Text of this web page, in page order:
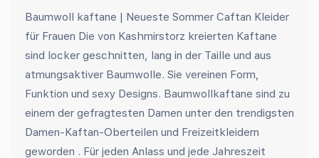
Baumwoll kaftane | Neueste Sommer Caftan Kleider
für Frauen Die von Kashmirstorz kreierten Kaftane
sind locker geschnitten, lang in der Taille und aus
atmungsaktiver Baumwolle. Sie vereinen Form,
Funktion und sexy Designs. Baumwollkaftane sind zu
einem der gefragtesten Damen unter den trendigsten
Damen-Kaftan-Oberteilen und Freizeitkleidern
geworden . Für jeden Anlass und jede Jahreszeit